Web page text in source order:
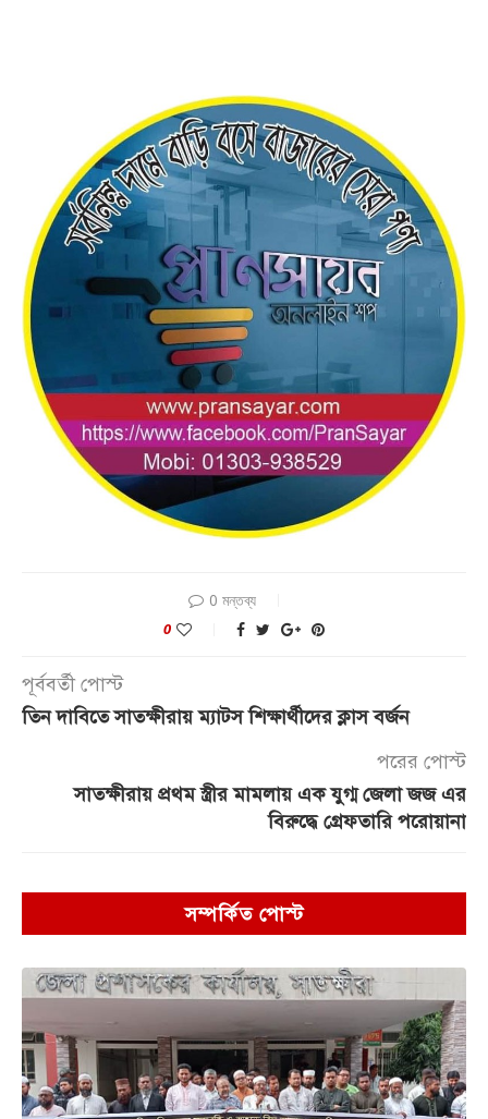
0 মন্তব্য
0
পূর্ববর্তী পোস্ট
তিন দাবিতে সাতক্ষীরায় ম্যাটস শিক্ষার্থীদের ক্লাস বর্জন
পরের পোস্ট
সাতক্ষীরায় প্রথম স্ত্রীর মামলায় এক যুগ্ম জেলা জজ এর
বিরুদ্ধে গ্রেফতারি পরোয়ানা
সম্পর্কিত পোস্ট